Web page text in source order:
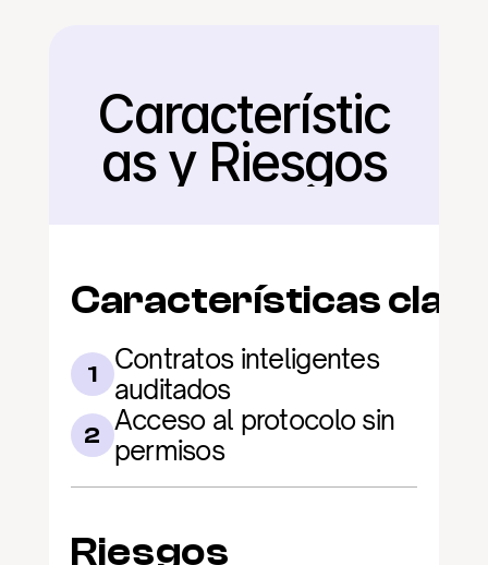
Regresar
Característic
as y Riesgos
Características
1
Contratos inteligentes
auditados
2 Acceso al protocolo sin
permisos
Riesgos